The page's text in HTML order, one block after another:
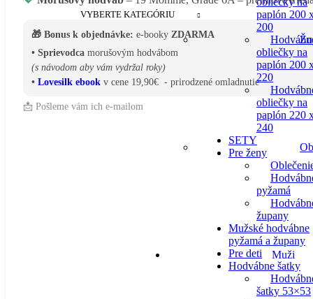
Muži
VYBERTE KATEGÓRIU
paplón 200
200
obliečky na
paplón 200
220
obliečky na
paplón 220
240
SETY
Pre ženy
pyžamá
župany
Mužské hodvábne
pyžamá a župany
Pre deti
Hodvábne šatky
šatky 53×53
🎁 Bonus k objednávke: e-booky ZDARMA
• Sprievodca morušovým hodvábom
(s návodom aby vám vydržal roky)
• Lovesilk ebook v cene 19,90€ - prirodzené omladnutie
📩 Pošleme vám ich e-mailom